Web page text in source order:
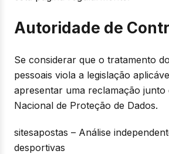
Autoridade de
Se considerar que o tratamento
pessoais viola a legislação
apresentar uma reclamação junto
Nacional de Proteção de Dados.
sitesapostas – Análise
desportivas